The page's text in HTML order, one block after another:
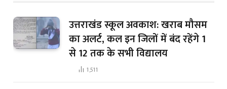
उत्तराखंड स्कूल अवकाश: खराब मौसम
का अलर्ट, कल इन जिलों में बंद रहेंगे 1
से 12 तक के सभी विद्यालय
1,511